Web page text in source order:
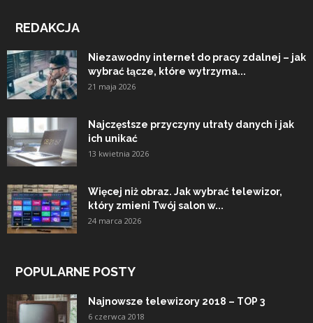
REDAKCJA
Niezawodny internet do pracy zdalnej – jak
wybrać łącze, które wytrzyma...
21 maja 2026
Najczęstsze przyczyny utraty danych i jak
ich unikać
13 kwietnia 2026
Więcej niż obraz. Jak wybrać telewizor,
który zmieni Twój salon w...
24 marca 2026
POPULARNE POSTY
Najnowsze telewizory 2018 – TOP 3
6 czerwca 2018